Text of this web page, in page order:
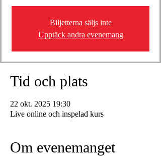
Biljetterna säljs inte
Upptäck andra evenemang
Tid och plats
22 okt. 2025 19:30
Live online och inspelad kurs
Om evenemanget